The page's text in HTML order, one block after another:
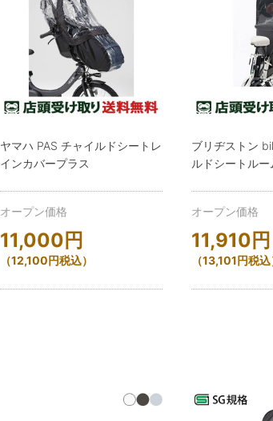
ヤマハ PAS チャイルドシートレ
インカバープラス
オープン価格
11,000 円
（12,100円税込）
ブリヂストン
ルドシートル
オープン価格
11,910 円
（13,101円税込